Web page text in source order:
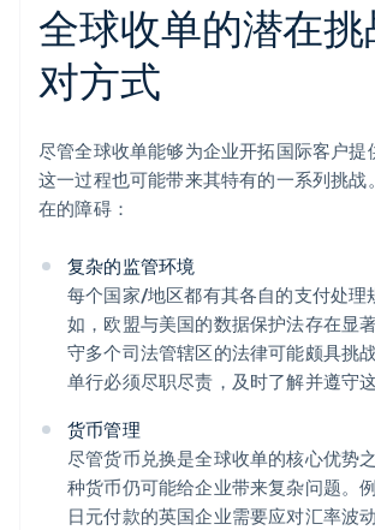
全球收单的潜在挑
对方式
尽管全球收单能够为企业开拓国际客户提
这一过程也可能带来其特有的一系列挑战
在的障碍：
复杂的监管环境
每个国家/地区都有其各自的支付处理
如，欧盟与美国的数据保护法存在显
守多个司法管辖区的法律可能颇具挑
单行必须尽职尽责，及时了解并遵守这
货币管理
尽管货币兑换是全球收单的核心优势
种货币仍可能给企业带来复杂问题。
日元付款的英国企业需要应对汇率波